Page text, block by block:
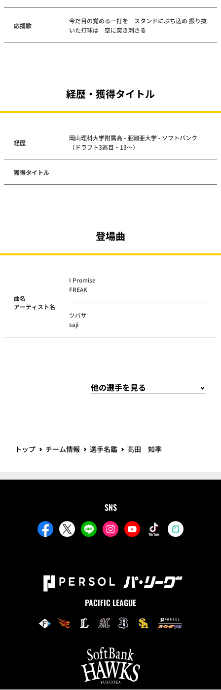
応援歌
今だ目の覚める一打を スタンドにぶち込め 振り抜
いた打球は 空に突き刺さる
経歴・獲得タイトル
経歴
岡山理科大学附属高 - 亜細亜大学 - ソフトバンク
（ドラフト3巡目・13～）
獲得タイトル
登場曲
曲名
アーティスト名
I Promise
FREAK
ツバサ
saji
トップ チーム情報 選手名鑑 髙田 知季
SNS
PACIFIC LEAGUE